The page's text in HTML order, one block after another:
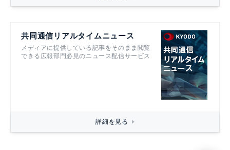
共同通信リアルタイムニュース
メディアに提供している記事をそのまま閲覧
できる広報部門必見のニュース配信サービス
詳細を見る